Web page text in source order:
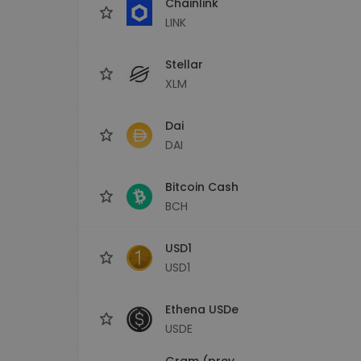
LINK
Stellar
XLM
Dai
DAI
Bitcoin Cash
BCH
USD1
USD1
Ethena USDe
USDE